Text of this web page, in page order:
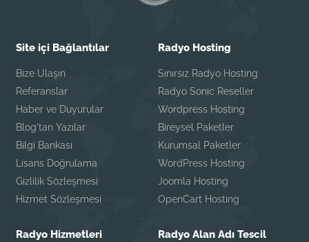
Site içi Bağlantılar
Bize Ulaşın
Referanslar
Haber ve Duyurular
Blog'tan Yazılar
Bilgi Bankası
Lisans Doğrulama
Gizlilik Sözleşmesi
Hizmet Sözleşmesi
Radyo Hosting
Sınırsız Radyo Hosting
Radyo Sonic Reseller
Wordpress Hosting
Bireysel Paketler
Kurumsal Paketler
WordPress Hosting
Joomla Hosting
OpenCart Hosting
Radyo Hizmetleri Radyo Alan Adı Tescil